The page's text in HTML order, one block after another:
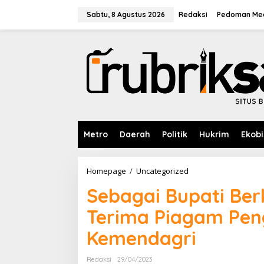
Sabtu, 8 Agustus 2026 Redaksi Pedoman
Metro Daerah Politik Hukrim
Homepage / Uncategorized
b
a
g
a
i
B
Sebagai Bupati
Terima Piagam
Kemendagri
Redaksi
29/04/2023